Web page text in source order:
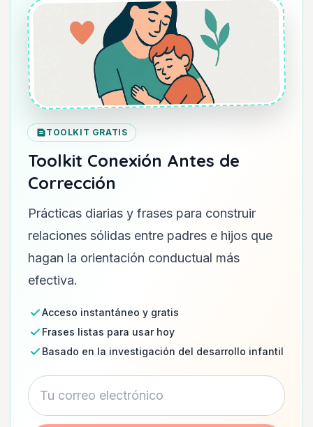
TOOLKIT GRATIS
Toolkit Conexión Antes de
Corrección
Prácticas diarias y frases para construir
relaciones sólidas entre padres e hijos que
hagan la orientación conductual más
efectiva.
Acceso instantáneo y gratis
Frases listas para usar hoy
Basado en la investigación del desarrollo infantil